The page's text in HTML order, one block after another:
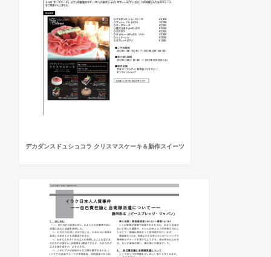
デカダンスドュショコラ クリスマスケーキ＆新作スイーツ